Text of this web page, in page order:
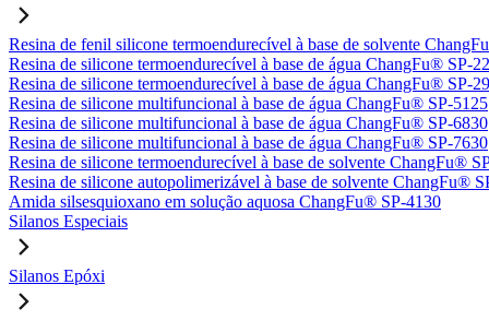
Resina de fenil silicone termoendurecível à base de solvente
Resina de silicone termoendurecível à base de água ChangFu® SP-
Resina de silicone termoendurecível à base de água ChangFu® SP-
Resina de silicone multifuncional à base de água ChangFu® SP-5125
Resina de silicone multifuncional à base de água ChangFu® SP-6830
Resina de silicone multifuncional à base de água ChangFu® SP-7630
Resina de silicone termoendurecível à base de solvente ChangFu®
Resina de silicone autopolimerizável à base de solvente ChangFu®
Amida silsesquioxano em solução aquosa ChangFu® SP-4130
Silanos Especiais
Silanos Epóxi